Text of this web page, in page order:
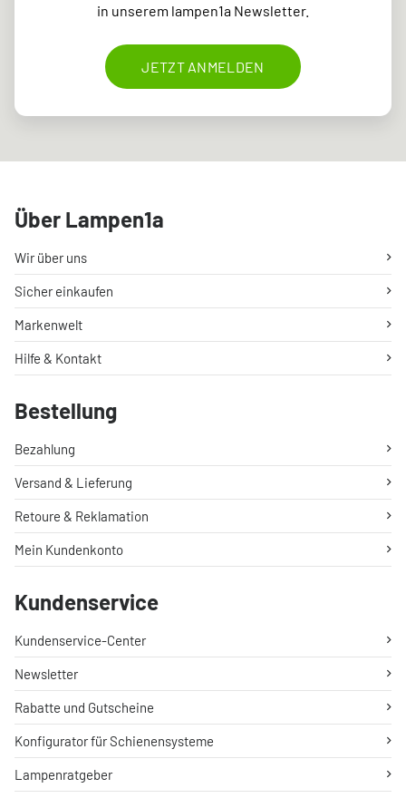
in unserem lampen1a Newsletter.
JETZT ANMELDEN
Über Lampen1a
Wir über uns
Sicher einkaufen
Markenwelt
Hilfe & Kontakt
Bestellung
Bezahlung
Versand & Lieferung
Retoure & Reklamation
Mein Kundenkonto
Kundenservice
Kundenservice-Center
Newsletter
Rabatte und Gutscheine
Konfigurator für Schienensysteme
Lampenratgeber